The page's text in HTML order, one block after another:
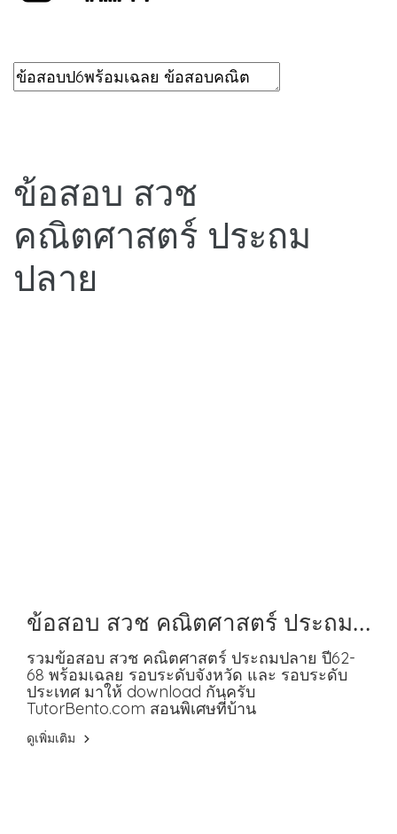
ข้อสอบ สวช
คณิตศาสตร์ ประถม
ปลาย
ข้อสอบ สวช คณิตศาสตร์ ประถม
ปลาย ปี62-68 พร้อมเฉลย
รวมข้อสอบ สวช คณิตศาสตร์ ประถมปลาย ปี62-
68 พร้อมเฉลย รอบระดับจังหวัด และ รอบระดับ
ประเทศ มาให้ download กันครับ
TutorBento.com สอนพิเศษที่บ้าน
ดูเพิ่มเติม